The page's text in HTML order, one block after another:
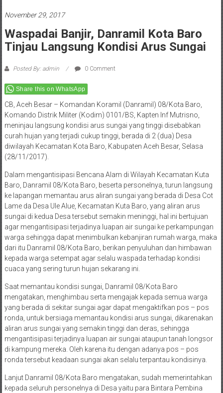
November 29, 2017
Waspadai Banjir, Danramil Kota Baro
Tinjau Langsung Kondisi Arus Sungai
Posted By: admin 0 Comment
Share this on WhatsApp
CB, Aceh Besar – Komandan Koramil (Danramil) 08/Kota Baro,
Komando Distrik Militer (Kodim) 0101/BS, Kapten Inf Mutrisno,
meninjau langsung kondisi arus sungai yang tinggi disebabkan
curah hujan yang terjadi cukup tinggi, berada di 2 (dua) Desa
diwilayah Kecamatan Kota Baro, Kabupaten Aceh Besar, Selasa
(28/11/2017).
Dalam mengantisipasi Bencana Alam di Wilayah Kecamatan Kuta
Baro, Danramil 08/Kota Baro, beserta personelnya, turun langsung
ke lapangan memantau arus aliran sungai yang berada di Desa Cot
Lame da Desa Ule Alue, Kecamatan Kuta Baro, yang aliran arus
sungai di kedua Desa tersebut semakin meninggi, hal ini bertujuan
agar mengantisipasi terjadinya luapan air sungai ke perkampungan
warga sehingga dapat menimbulkan kebanjiran rumah warga, maka
dari itu Danramil 08/Kota Baro, berikan penyuluhan dan himbawan
kepada warga setempat agar selalu waspada terhadap kondisi
cuaca yang sering turun hujan sekarang ini.
Saat memantau kondisi sungai, Danramil 08/Kota Baro
mengatakan, menghimbau serta mengajak kepada semua warga
yang berada di sekitar sungai agar dapat mengaktifkan pos – pos
ronda, untuk bersiaga memantau kondisi arus sungai, dikarenakan
aliran arus sungai yang semakin tinggi dan deras, sehingga
mengantisipasi terjadinya luapan air sungai ataupun tanah longsor
di kampung mereka. Oleh karena itu dengan adanya pos – pos
ronda tersebut keadaan sungai akan selalu terpantau kondisinya.
Lanjut Danramil 08/Kota Baro mengatakan, sudah memerintahkan
kepada seluruh personelnya di Desa yaitu para Bintara Pembina